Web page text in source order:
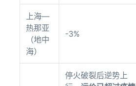
上海—
热那亚
（地中
海）
-3%
停火破裂后逆势上